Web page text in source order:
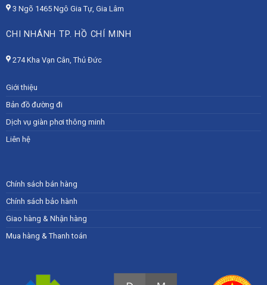
3 Ngõ 1465 Ngô Gia Tự, Gia Lâm
CHI NHÁNH TP. HỒ CHÍ MINH
274 Kha Vạn Cân, Thủ Đức
Giới thiệu
Bản đồ đường đi
Dịch vụ giàn phơi thông minh
Liên hệ
Chính sách bán hàng
Chính sách bảo hành
Giao hàng & Nhận hàng
Mua hàng & Thanh toán